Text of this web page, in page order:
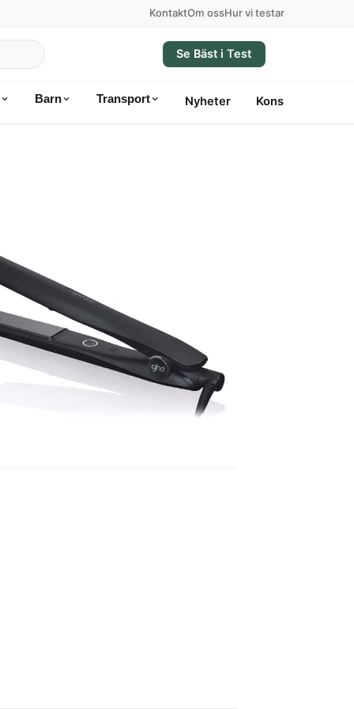
KontaktOm ossHur vi testar
Se Bäst i Test
Barn Transport Nyheter